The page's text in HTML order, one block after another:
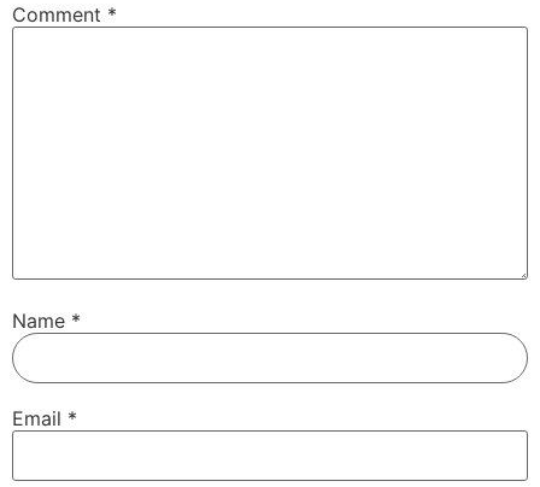
Comment *
Name *
Email *